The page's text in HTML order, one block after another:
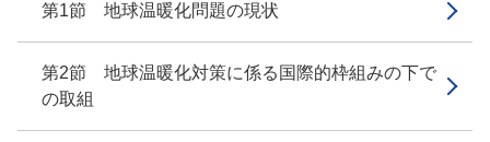
第1節 地球温暖化問題の現状
第2節 地球温暖化対策に係る国際的枠組みの下で
の取組